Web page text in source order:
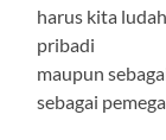
harus kita
pribadi
maupun
sebagai